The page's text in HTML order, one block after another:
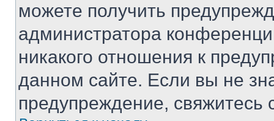
можете получить
администратора
никакого отношения к
данном сайте. Если вы не
предупреждение,